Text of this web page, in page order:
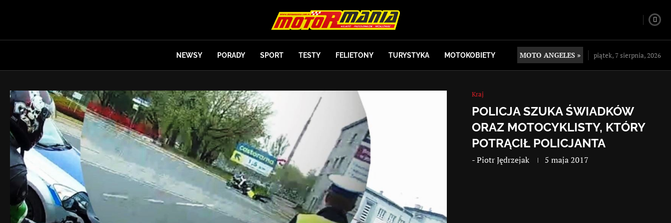
NEWSY PORADY SPORT TESTY FELIETONY TURYSTYKA MOTOKOBIETY MOTO ANGELES » piątek, 7 sierpnia, 2026
Kraj
POLICJA SZUKA ŚWIADKÓW
ORAZ MOTOCYKLISTY, KTÓRY
POTRĄCIŁ POLICJANTA
-Piotr Jędrzejak 5 maja 2017